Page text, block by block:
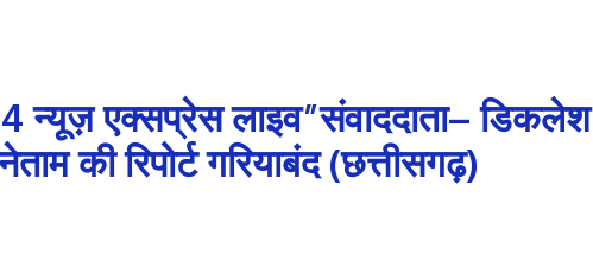
न्यूज़ एक्सप्रेस लाइव”संवाददाता– डिकलेश
की रिपोर्ट गरियाबंद (छत्तीसगढ़)